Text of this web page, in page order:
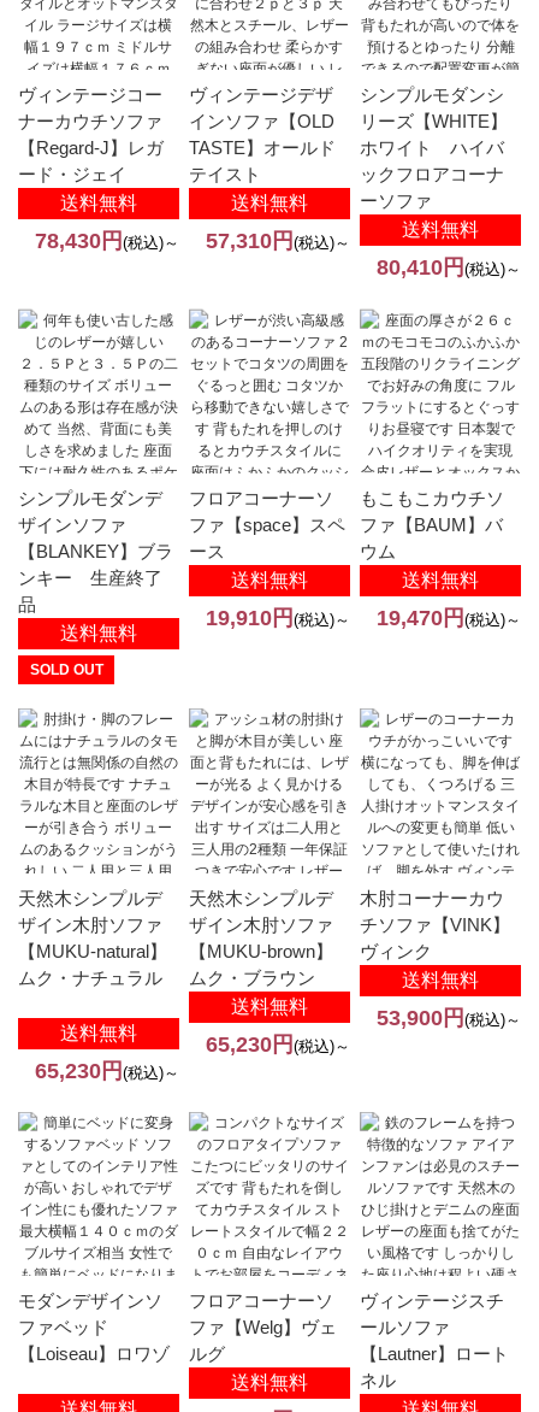
ヴィンテージコー
ナーカウチソファ
【Regard-J】レガ
送料無料
78,430円 (税込)～
ヴィンテージデザ
インソファ【OLD
TASTE】オールド
送料無料
57,310円 (税込)～
シンプルモダンシ
リーズ【WHITE】
ホワイト ハイバ
ックフロアコーナ
送料無料
80,410円 (税込)～
シンプルモダンデ
ザインソファ
【BLANKEY】ブラ
ンキー 生産終了
送料無料
SOLD OUT
フロアコーナーソ
ファ【space】スペ
送料無料
19,910円 (税込)～
もこもこカウチソ
ファ【BAUM】バ
送料無料
19,470円 (税込)～
天然木シンプルデ
ザイン木肘ソファ
【MUKU-natural】
ムク・ナチュラル
送料無料
65,230円 (税込)～
天然木シンプルデ
ザイン木肘ソファ
【MUKU-brown】
送料無料
65,230円 (税込)～
木肘コーナーカウ
チソファ【VINK】
送料無料
53,900円 (税込)～
モダンデザインソ
ファベッド
【Loiseau】ロワゾ
フロアコーナーソ
ファ【Welg】ヴェ
送料無料
ヴィンテージスチ
ールソファ
【Lautner】ロート